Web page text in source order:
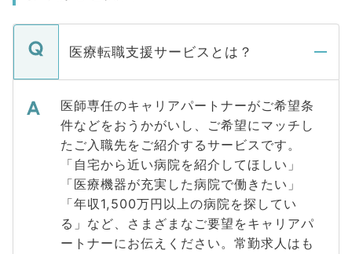
医療転職支援サービスとは？
医師専任のキャリアパートナーがご希望条
件などをおうかがいし、ご希望にマッチし
たご入職先をご紹介するサービスです。
「自宅から近い病院を紹介してほしい」
「医療機器が充実した病院で働きたい」
「年収1,500万円以上の病院を探してい
る」など、さまざまなご要望をキャリアパ
ートナーにお伝えください。常勤求人はも